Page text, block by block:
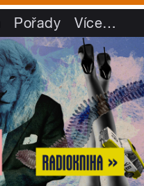
Pořady Více…